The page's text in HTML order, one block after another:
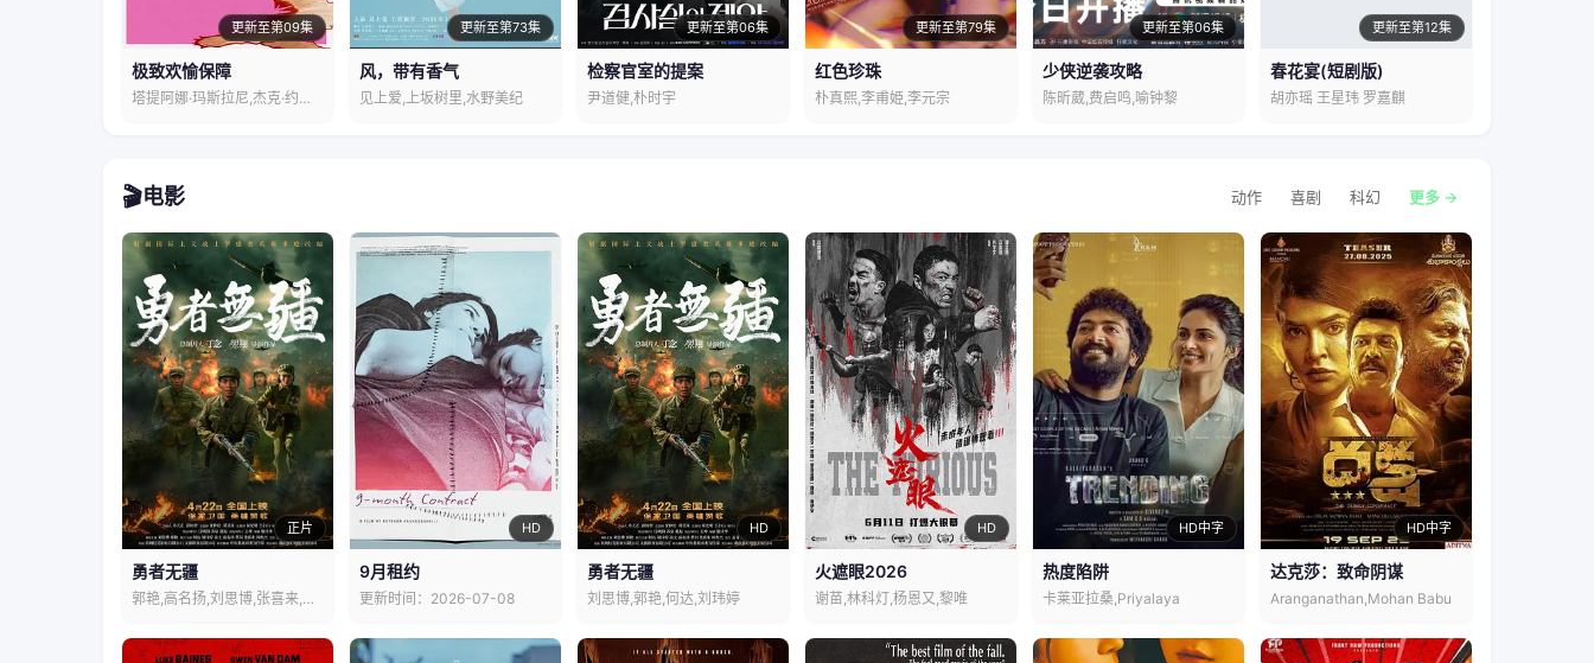
更新至第09集
极致欢愉保障
塔提阿娜·玛斯拉尼,杰克·约翰逊
更新至第73集
风，带有香气
见上爱,上坂树里,水野美纪
更新至第06集
检察官室的提案
尹道健,朴时宇
更新至第79集
红色珍珠
朴真熙,李甫姫,李元宗
更新至第06集
少侠逆袭攻略
陈昕葳,费启鸣,喻钟黎
更新至第12集
春花宴(短剧版)
胡亦瑶 王星玮 罗嘉麒
🎬电影 动作 喜剧 科幻 更多 →
正片
勇者无疆
郭艳,高名扬,刘思博,张喜来,何达
HD
9月租约
更新时间：2026-07-08
HD
勇者无疆
刘思博,郭艳,何达,刘玮婷
HD
火遮眼2026
谢苗,林科灯,杨恩又,黎唯
HD中字
热度陷阱
卡莱亚拉桑,Priyalaya
HD中字
达克莎：致命阴谋
Aranganathan,Mohan Babu